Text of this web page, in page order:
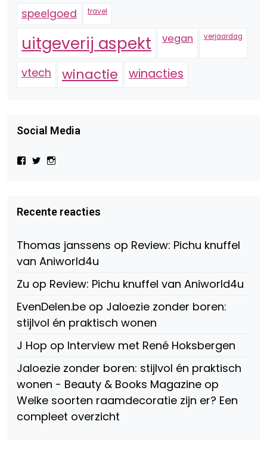
speelgoed travel
uitgeverij aspekt vegan verjaardag
vtech winactie winacties
Social Media
Bekijk
Beauty-
147775071915783/?
Facebook
Bekijk
op
Twitter
op
Instagram
Recente reacties
Thomas janssens op Review: Pichu knuffel
van Aniworld4u
Zu op Review: Pichu knuffel van Aniworld4u
EvenDelen.be op Jaloezie zonder boren:
stijlvol én praktisch wonen
J Hop op Interview met René Hoksbergen
Jaloezie zonder boren: stijlvol én praktisch
wonen - Beauty & Books Magazine op
Welke soorten raamdecoratie zijn er? Een
compleet overzicht